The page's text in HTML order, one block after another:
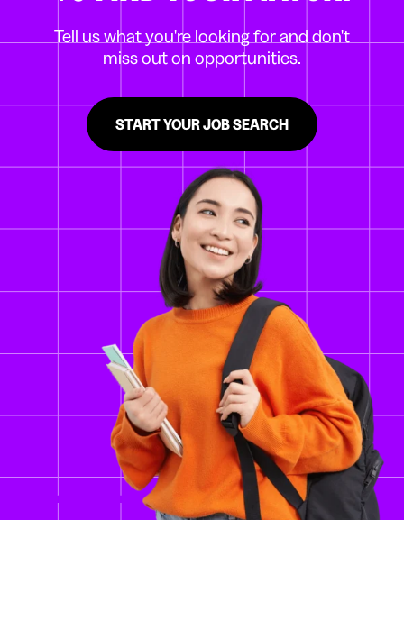
Tell us what you're looking for and don't
miss out on opportunities.
START YOUR JOB SEARCH